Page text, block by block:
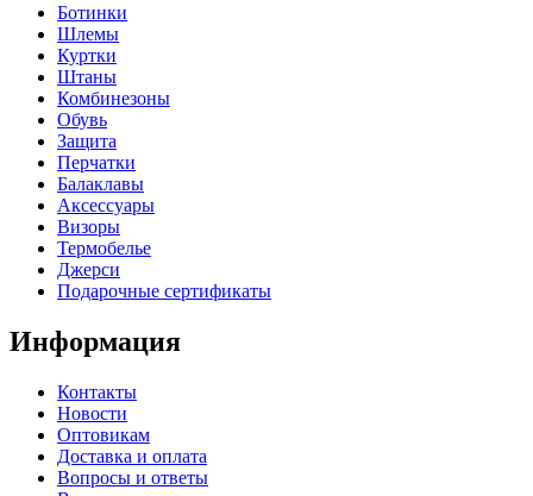
Ботинки
Шлемы
Куртки
Штаны
Комбинезоны
Обувь
Защита
Перчатки
Балаклавы
Аксессуары
Визоры
Термобелье
Джерси
Подарочные сертификаты
Информация
Контакты
Новости
Оптовикам
Доставка и оплата
Вопросы и ответы